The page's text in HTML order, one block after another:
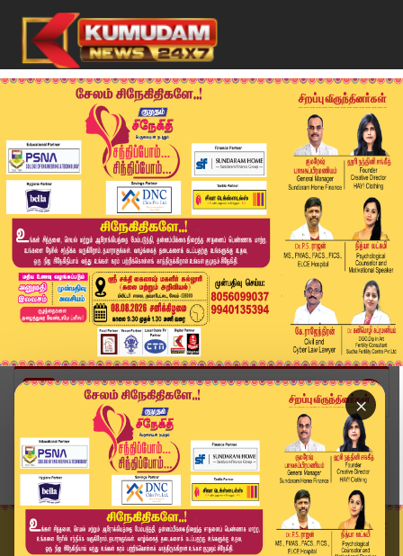
×
Home
வீடியோ ஸ்டோரி
பெற்ற குழந்தைகளுக்கு சூடு வைத்த கொடூரத் தாய் | ...